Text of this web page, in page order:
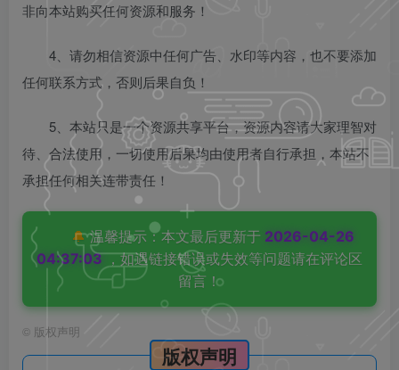
非向本站购买任何资源和服务！
4、请勿相信资源中任何广告、水印等内容，也不要添加
任何联系方式，否则后果自负！
5、本站只是一个资源共享平台，资源内容请大家理智对
待、合法使用，一切使用后果均由使用者自行承担，本站不
承担任何相关连带责任！
🔔温馨提示：本文最后更新于 2026-04-26
04:37:03 ，如遇链接错误或失效等问题请在评论区
留言！
© 版权声明
版权声明